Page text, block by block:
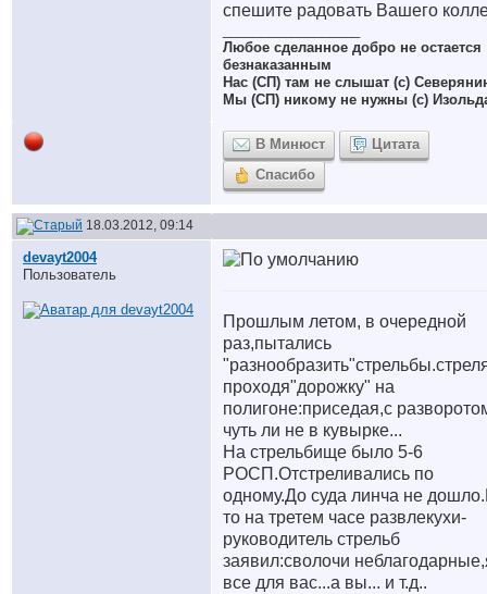
спешите радовать Вашего
Любое сделанное добро не остается
безнаказанным
Нас (СП) там не слышат (с)
Мы (СП) никому не нужны (с)
В Минюст
Цитата
Спасибо
18.03.2012, 09:14
devayt2004
Пользователь
Прошлым летом, в очередной
раз,пытались
проходя"дорожку" на
полигоне:приседая,с
чуть ли не в кувырке...
На стрельбище было 5-6
РОСП.Отстреливались по
одному.До суда линча не
то на третем часе развлекухи-
руководитель стрельб
заявил:сволочи
все для вас...а вы... и т.д..